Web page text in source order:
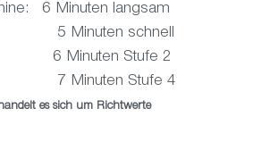
6 Minuten langsam
schnell
Minuten Stufe 2
Stufe 4
es sich um Richtwerte